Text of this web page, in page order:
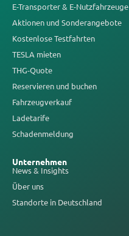
E-Transporter & E-Nutzfahrzeuge
Aktionen und Sonderangebote
Kostenlose Testfahrten
TESLA mieten
THG-Quote
Reservieren und buchen
Fahrzeugverkauf
Ladetarife
Schadenmeldung
Unternehmen
News & Insights
Über uns
Standorte in Deutschland